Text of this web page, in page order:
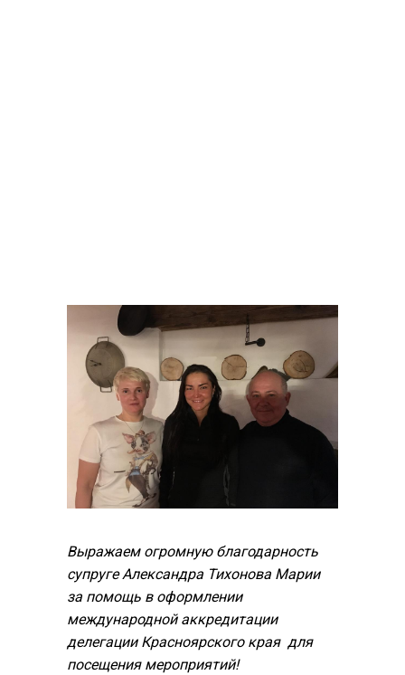
Выражаем огромную благодарность
супруге Александра Тихонова Марии
за помощь в оформлении
международной аккредитации
делегации Красноярского края для
посещения мероприятий!